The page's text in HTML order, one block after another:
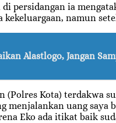
persidangan ia
namun
Alastlogo, Jangan
(Polres Kota) terdakwa
menjalankan uang
Eko ada itikat baik